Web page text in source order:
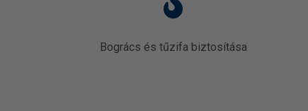
Bogrács és tűzifa biztosítása